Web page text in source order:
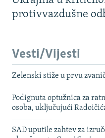
protivvazdušne
Vesti/Vijesti
Zelenski stiže u prvu
Podignuta optužnica za
osoba, uključujući
SAD uputile zahtev za